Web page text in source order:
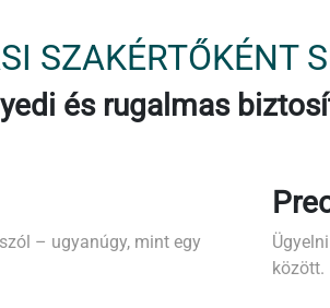
SZAKÉRTŐKÉNT
és rugalmas
– ugyanúgy, mint egy
között.